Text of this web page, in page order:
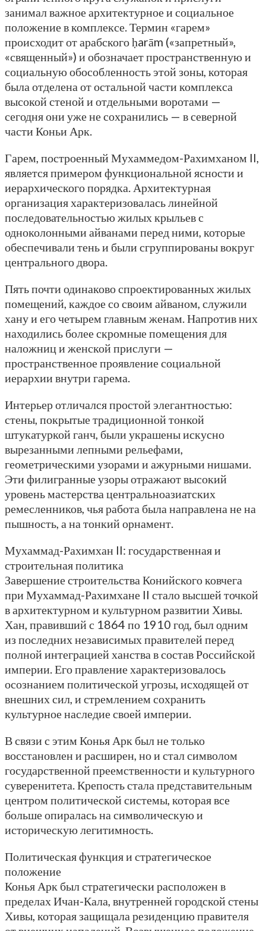
занимал важное архитектурное и социальное
положение в комплексе. Термин «гарем»
происходит от арабского ḥarām («запретный»,
«священный») и обозначает пространственную и
социальную обособленность этой зоны, которая
была отделена от остальной части комплекса
высокой стеной и отдельными воротами —
сегодня они уже не сохранились — в северной
части Коньи Арк.
Гарем, построенный Мухаммедом-Рахимханом II,
является примером функциональной ясности и
иерархического порядка. Архитектурная
организация характеризовалась линейной
последовательностью жилых крыльев с
одноколонными айванами перед ними, которые
обеспечивали тень и были сгруппированы вокруг
центрального двора.
Пять почти одинаково спроектированных жилых
помещений, каждое со своим айваном, служили
хану и его четырем главным женам. Напротив них
находились более скромные помещения для
наложниц и женской прислуги —
пространственное проявление социальной
иерархии внутри гарема.
Интерьер отличался простой элегантностью:
стены, покрытые традиционной тонкой
штукатуркой ганч, были украшены искусно
вырезанными лепными рельефами,
геометрическими узорами и ажурными нишами.
Эти филигранные узоры отражают высокий
уровень мастерства центральноазиатских
ремесленников, чья работа была направлена не на
пышность, а на тонкий орнамент.
Мухаммад-Рахимхан II: государственная и
строительная политика
Завершение строительства Конийского ковчега
при Мухаммад-Рахимхане II стало высшей точкой
в архитектурном и культурном развитии Хивы.
Хан, правивший с 1864 по 1910 год, был одним
из последних независимых правителей перед
полной интеграцией ханства в состав Российской
империи. Его правление характеризовалось
осознанием политической угрозы, исходящей от
внешних сил, и стремлением сохранить
культурное наследие своей империи.
В связи с этим Конья Арк был не только
восстановлен и расширен, но и стал символом
государственной преемственности и культурного
суверенитета. Крепость стала представительным
центром политической системы, которая все
больше опиралась на символическую и
историческую легитимность.
Политическая функция и стратегическое
положение
Конья Арк был стратегически расположен в
пределах Ичан-Кала, внутренней городской стены
Хивы, которая защищала резиденцию правителя